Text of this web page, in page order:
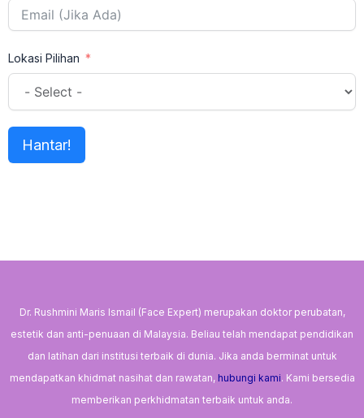
Lokasi Pilihan
Hantar!
Dr. Rushmini Maris Ismail (Face Expert) merupakan doktor perubatan,
estetik dan anti-penuaan di Malaysia. Beliau telah mendapat pendidikan
dan latihan dari institusi terbaik di dunia. Jika anda berminat untuk
mendapatkan khidmat nasihat dan rawatan, hubungi kami. Kami bersedia
memberikan perkhidmatan terbaik untuk anda.